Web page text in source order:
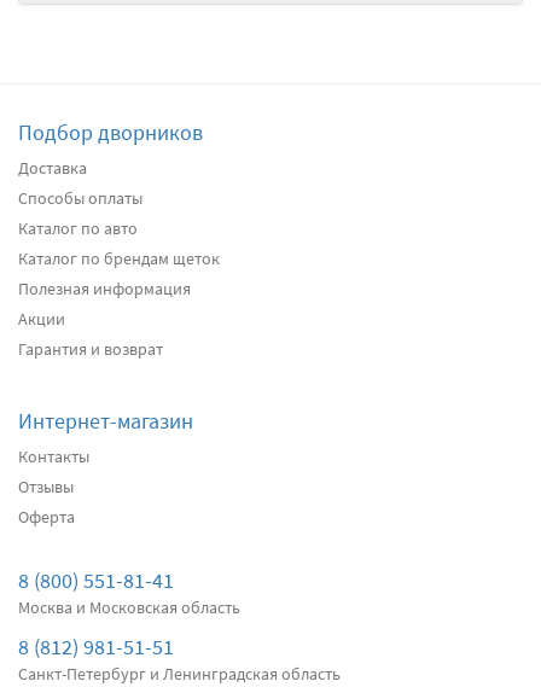
Подробнее
Передние дворники
Подробнее
Подробнее
Передние дворники
Подбор дворников
Доставка
Способы оплаты
Каталог по авто
Каталог по брендам щеток
Полезная информация
Акции
Гарантия и возврат
Интернет-магазин
Контакты
Отзывы
Оферта
8 (800) 551-81-41
Москва и Московская область
8 (812) 981-51-51
Санкт-Петербург и Ленинградская область